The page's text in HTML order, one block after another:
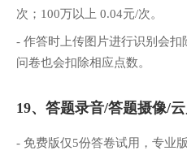
次；100万以上 0.04元/次。
- 作答时上传图片进行识别会
问卷也会扣除相应点数。
19、答题录音/答题摄像/
- 免费版仅5份答卷试用，专业